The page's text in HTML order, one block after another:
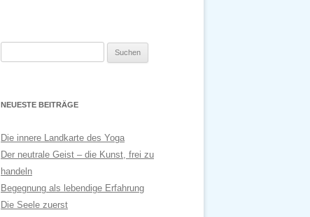
NEUESTE BEITRÄGE
Die innere Landkarte des Yoga
Der neutrale Geist – die Kunst, frei zu
handeln
Begegnung als lebendige Erfahrung
Die Seele zuerst